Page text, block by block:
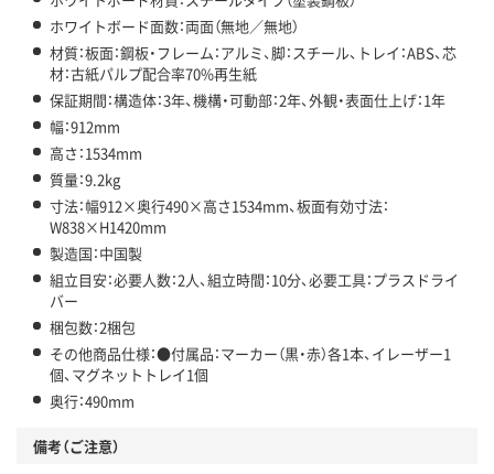
ホワイトボード面数：両面（無地／無地）
材質：板面：鋼板・フレーム：アルミ、脚：スチール、トレイ：ABS、芯
材：古紙パルプ配合率70%再生紙
保証期間：構造体：3年、機構・可動部：2年、外観・表面仕上げ：1年
幅：912mm
高さ：1534mm
質量：9.2kg
寸法：幅912×奥行490×高さ1534mm、板面有効寸法：
W838×H1420mm
製造国：中国製
組立目安：必要人数：2人、組立時間：10分、必要工具：プラスドライ
バー
梱包数：2梱包
その他商品仕様：●付属品：マーカー（黒・赤）各1本、イレーザー1
個、マグネットトレイ1個
奥行：490mm
備考（ご注意）